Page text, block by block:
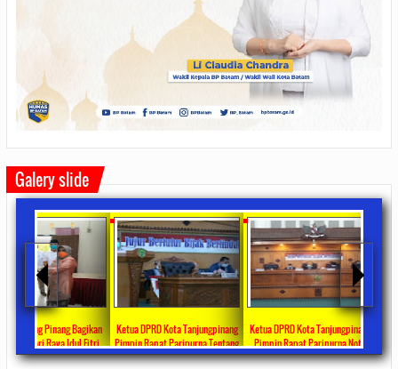
Galery slide
DTKS
Ketua DPRD Kota Tanjungpinang
Pimpin Rapat Paripurna Tentang
Jawaban Pandangan Umum Fraksi-
Ketua DPRD Kota Tanjungpinang
Pimpin Rapat Paripurna Nota
Pengantar LKPJ Walikota
DPRD Kota
Anggaran Penanganan
Tahun 2020 Sebesar